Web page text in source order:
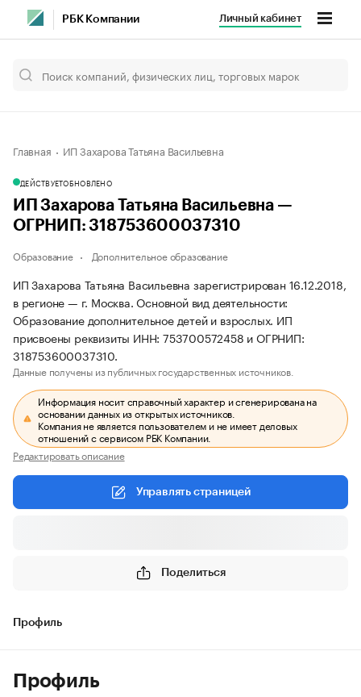
РБК Компании Личный кабинет
Главная ИП Захарова Татьяна Васильевна
ДЕЙСТВУЕТОБНОВЛЕНО
ИП Захарова Татьяна Васильевна —
ОГРНИП: 318753600037310
Образование Дополнительное образование
ИП Захарова Татьяна Васильевна зарегистрирован 16.12.2018,
в регионе — г. Москва. Основной вид деятельности:
Образование дополнительное детей и взрослых. ИП
присвоены реквизиты ИНН: 753700572458 и ОГРНИП:
318753600037310.
Данные получены из публичных государственных источников.
Информация носит справочный характер и сгенерирована на
основании данных из открытых источников.
Компания не является пользователем и не имеет деловых
отношений с сервисом РБК Компании.
Редактировать описание
Управлять страницей
Поделиться
Профиль
Профиль